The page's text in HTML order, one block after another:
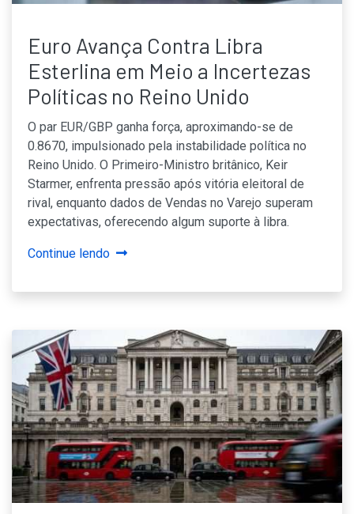
Euro Avança Contra Libra
Esterlina em Meio a Incertezas
Políticas no Reino Unido
O par EUR/GBP ganha força, aproximando-se de
0.8670, impulsionado pela instabilidade política no
Reino Unido. O Primeiro-Ministro britânico, Keir
Starmer, enfrenta pressão após vitória eleitoral de
rival, enquanto dados de Vendas no Varejo superam
expectativas, oferecendo algum suporte à libra.
Continue lendo